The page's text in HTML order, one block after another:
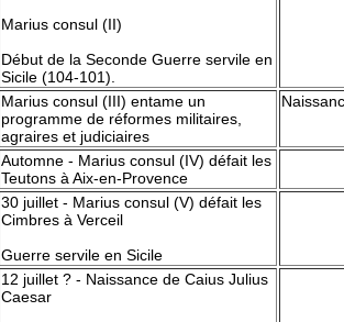
Marius consul (II)
Début de la Seconde Guerre servile en
Sicile (104-101).
Marius consul (III) entame un
programme de réformes militaires,
agraires et judiciaires
Automne - Marius consul (IV) défait les
Teutons à Aix-en-Provence
30 juillet - Marius consul (V) défait les
Cimbres à Verceil
Guerre servile en Sicile
12 juillet ? - Naissance de Caius Julius
Caesar